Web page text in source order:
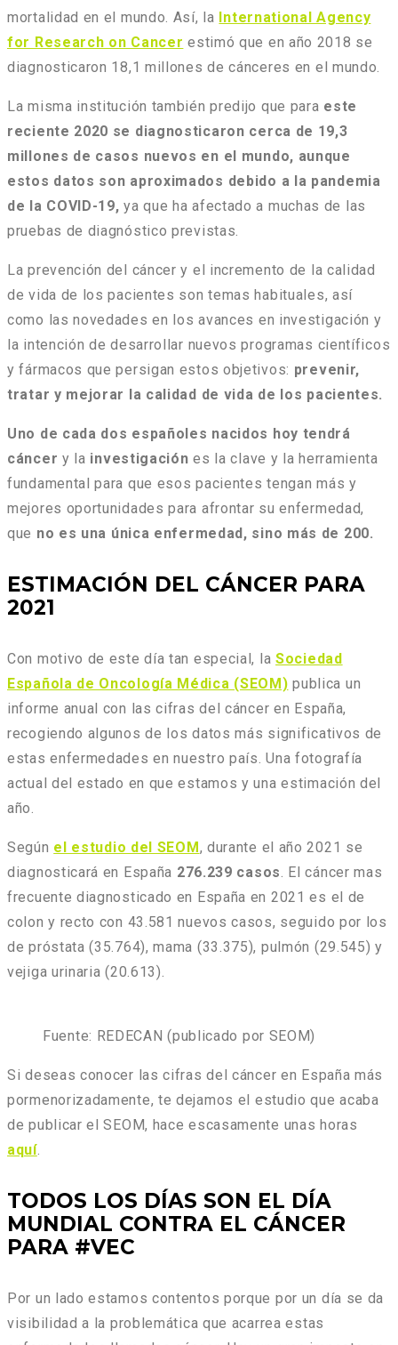
mortalidad en el mundo. Así, la International Agency
for Research on Cancer estimó que en año 2018 se
diagnosticaron 18,1 millones de cánceres en el mundo.
La misma institución también predijo que para este
reciente 2020 se diagnosticaron cerca de 19,3
millones de casos nuevos en el mundo, aunque
estos datos son aproximados debido a la pandemia
de la COVID-19, ya que ha afectado a muchas de las
pruebas de diagnóstico previstas.
La prevención del cáncer y el incremento de la calidad
de vida de los pacientes son temas habituales, así
como las novedades en los avances en investigación y
la intención de desarrollar nuevos programas científicos
y fármacos que persigan estos objetivos: prevenir,
tratar y mejorar la calidad de vida de los pacientes.
Uno de cada dos españoles nacidos hoy tendrá
cáncer y la investigación es la clave y la herramienta
fundamental para que esos pacientes tengan más y
mejores oportunidades para afrontar su enfermedad,
que no es una única enfermedad, sino más de 200.
ESTIMACIÓN DEL CÁNCER PARA
2021
Con motivo de este día tan especial, la Sociedad
Española de Oncología Médica (SEOM) publica un
informe anual con las cifras del cáncer en España,
recogiendo algunos de los datos más significativos de
estas enfermedades en nuestro país. Una fotografía
actual del estado en que estamos y una estimación del
año.
Según el estudio del SEOM, durante el año 2021 se
diagnosticará en España 276.239 casos. El cáncer mas
frecuente diagnosticado en España en 2021 es el de
colon y recto con 43.581 nuevos casos, seguido por los
de próstata (35.764), mama (33.375), pulmón (29.545) y
vejiga urinaria (20.613).
Fuente: REDECAN (publicado por SEOM)
Si deseas conocer las cifras del cáncer en España más
pormenorizadamente, te dejamos el estudio que acaba
de publicar el SEOM, hace escasamente unas horas
aquí.
TODOS LOS DÍAS SON EL DÍA
MUNDIAL CONTRA EL CÁNCER
PARA #VEC
Por un lado estamos contentos porque por un día se da
visibilidad a la problemática que acarrea estas